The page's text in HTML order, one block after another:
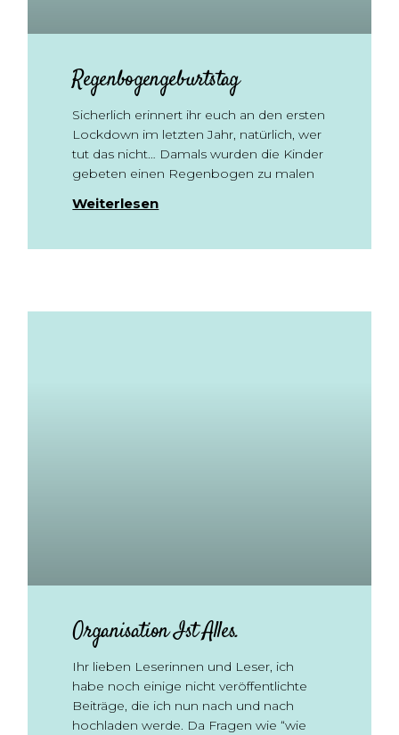
Regenbogengeburtstag
Sicherlich erinnert ihr euch an den ersten
Lockdown im letzten Jahr, natürlich, wer
tut das nicht… Damals wurden die Kinder
gebeten einen Regenbogen zu malen
Weiterlesen
Organisation Ist Alles.
Ihr lieben Leserinnen und Leser, ich
habe noch einige nicht veröffentlichte
Beiträge, die ich nun nach und nach
hochladen werde. Da Fragen wie “wie